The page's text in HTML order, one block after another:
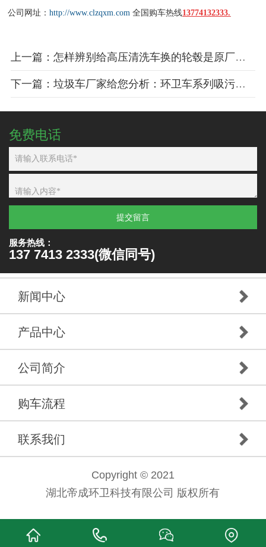
公司网址：http://www.clzqxm.com 全国购车热线13774132333.
上一篇：怎样辨别给高压清洗车换的轮毂是原厂的呢？
下一篇：垃圾车厂家给您分析：环卫车系列吸污车、吸粪车、洒水车、高压清洗车油耗增加不正常的原因
免费电话
提交留言
服务热线：
137 7413 2333(微信同号)
新闻中心
产品中心
公司简介
购车流程
联系我们
Copyright © 2021
湖北帝成环卫科技有限公司 版权所有